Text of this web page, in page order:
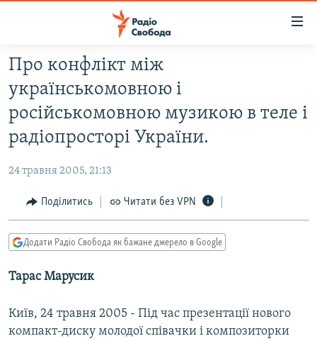
Перейти
до
основного
матеріалу
Перейти
до
навігації
Перейти
пошуку
РАДІО СВОБОДА – 70 РОКІВ
ВСЕ ЗА ДОБУ
СТАТТІ
ЕКОНОМІКА
СУСПІЛЬСТВО
СПОРТ
УКРАЇНА
ВІЙНА
РОСІЙСЬКА «ФІЛЬТРАЦІЯ»
ДОНБАС.РЕАЛІЇ
ТИ ЯК?
СХЕМИ
КИТАЙ.ВИКЛИКИ
МУЛЬТИМЕДІА
Про конфлікт між
українськомовною і
російськомовною музикою в теле і
радіопросторі України.
24 травня 2005, 21:13
Поділитись Читати без VPN
Додати Радіо Свобода як бажане джерело в Google
Тарас Марусик
Київ, 24 травня 2005 - Під час презентації нового
компакт-диску молодої співачки і композиторки